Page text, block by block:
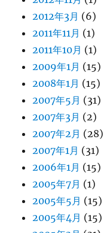
2012年3月 (6)
2011年11月 (1)
2011年10月 (1)
2009年1月 (15)
2008年1月 (15)
2007年5月 (31)
2007年3月 (2)
2007年2月 (28)
2007年1月 (31)
2006年1月 (15)
2005年7月 (1)
2005年5月 (15)
2005年4月 (15)